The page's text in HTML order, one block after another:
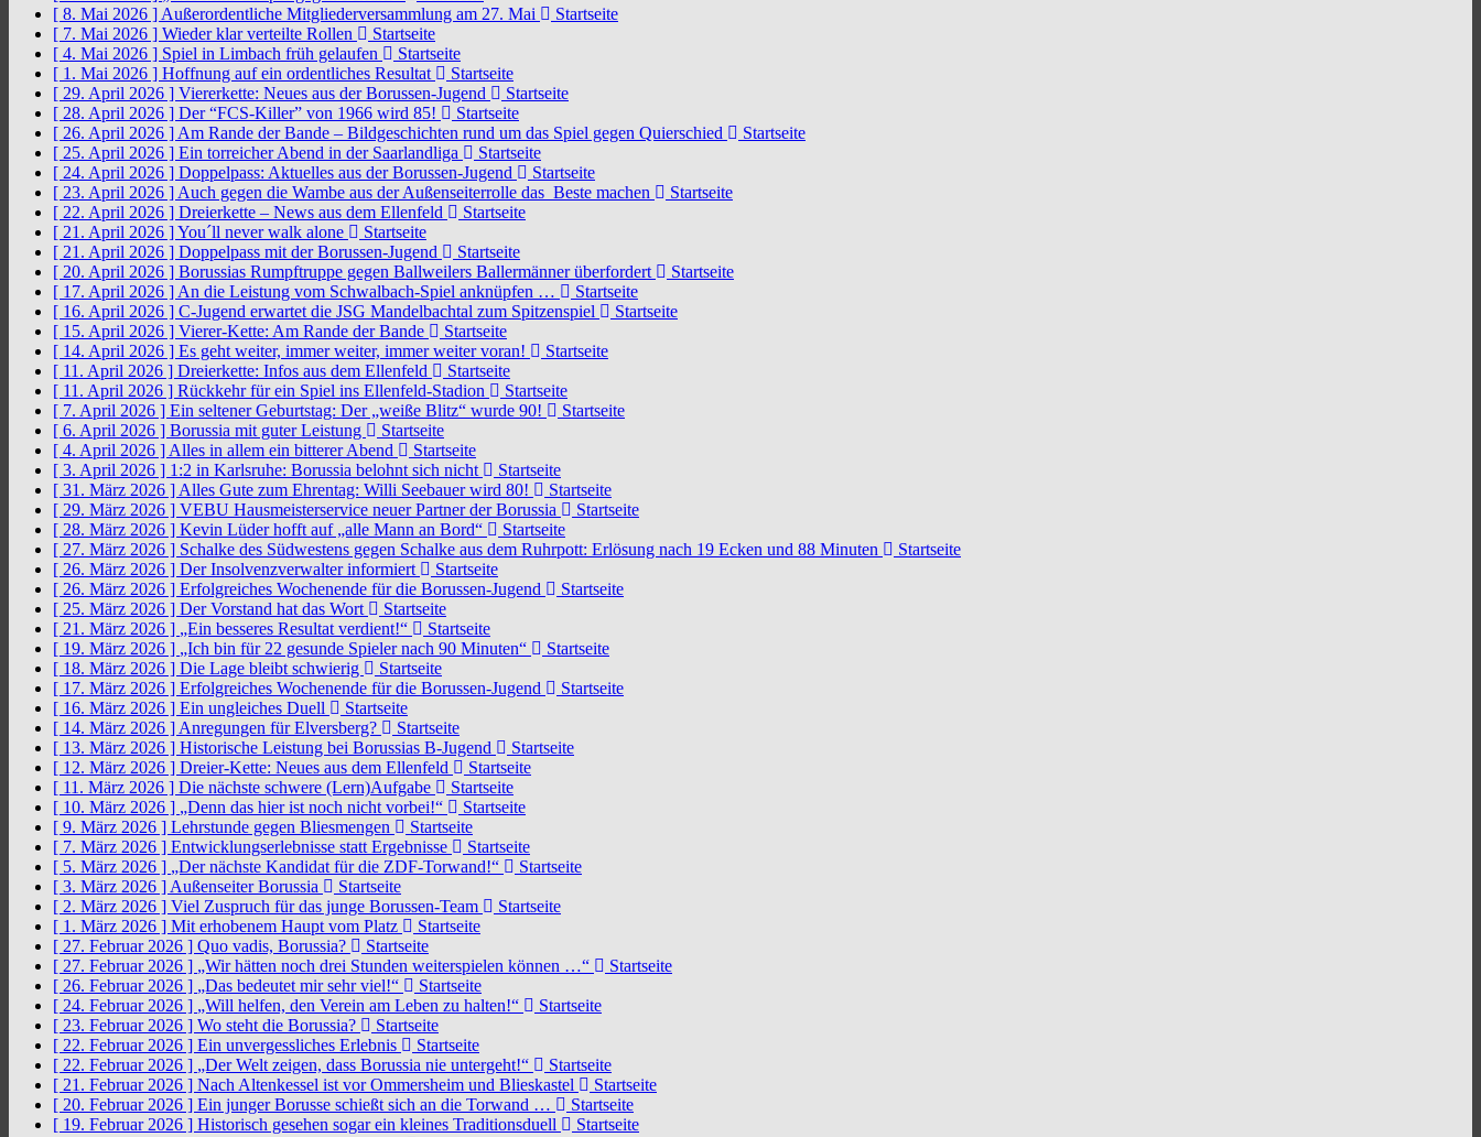
[ 8. Mai 2026 ] Außerordentliche Mitgliederversammlung am 27. Mai
Startseite
[ 7. Mai 2026 ] Wieder klar verteilte Rollen
Startseite
[ 4. Mai 2026 ] Spiel in Limbach früh gelaufen
Startseite
[ 1. Mai 2026 ] Hoffnung auf ein ordentliches Resultat
Startseite
[ 29. April 2026 ] Viererkette: Neues aus der Borussen-Jugend
Startseite
[ 28. April 2026 ] Der “FCS-Killer” von 1966 wird 85!
Startseite
[ 26. April 2026 ] Am Rande der Bande – Bildgeschichten rund um das Spiel gegen Quierschied
Startseite
[ 25. April 2026 ] Ein torreicher Abend in der Saarlandliga
Startseite
[ 24. April 2026 ] Doppelpass: Aktuelles aus der Borussen-Jugend
Startseite
[ 23. April 2026 ] Auch gegen die Wambe aus der Außenseiterrolle das Beste machen
Startseite
[ 22. April 2026 ] Dreierkette – News aus dem Ellenfeld
Startseite
[ 21. April 2026 ]You´ll never walk alone
Startseite
[ 21. April 2026 ] Doppelpass mit der Borussen-Jugend
Startseite
[ 20. April 2026 ] Borussias Rumpftruppe gegen Ballweilers Ballermänner überfordert
Startseite
[ 17. April 2026 ] An die Leistung vom Schwalbach-Spiel anknüpfen …
Startseite
[ 16. April 2026 ] C-Jugend erwartet die JSG Mandelbachtal zum Spitzenspiel
Startseite
[ 15. April 2026 ] Vierer-Kette: Am Rande der Bande
Startseite
[ 14. April 2026 ] Es geht weiter, immer weiter, immer weiter voran!
Startseite
[ 11. April 2026 ] Dreierkette: Infos aus dem Ellenfeld
Startseite
[ 11. April 2026 ] Rückkehr für ein Spiel ins Ellenfeld-Stadion
Startseite
[ 7. April 2026 ] Ein seltener Geburtstag: Der „weiße Blitz“ wurde 90!
Startseite
[ 6. April 2026 ] Borussia mit guter Leistung
Startseite
[ 4. April 2026 ] Alles in allem ein bitterer Abend
Startseite
[ 3. April 2026 ] 1:2 in Karlsruhe: Borussia belohnt sich nicht
Startseite
[ 31. März 2026 ] Alles Gute zum Ehrentag: Willi Seebauer wird 80!
Startseite
[ 29. März 2026 ] VEBU Hausmeisterservice neuer Partner der Borussia
Startseite
[ 28. März 2026 ] Kevin Lüder hofft auf „alle Mann an Bord“
Startseite
[ 27. März 2026 ] Schalke des Südwestens gegen Schalke aus dem Ruhrpott: Erlösung nach 19 Ecken und 88 Minuten
Startseite
[ 26. März 2026 ] Der Insolvenzverwalter informiert
Startseite
[ 26. März 2026 ] Erfolgreiches Wochenende für die Borussen-Jugend
Startseite
[ 25. März 2026 ] Der Vorstand hat das Wort
Startseite
[ 21. März 2026 ] „Ein besseres Resultat verdient!“
Startseite
[ 19. März 2026 ] „Ich bin für 22 gesunde Spieler nach 90 Minuten“
Startseite
[ 18. März 2026 ] Die Lage bleibt schwierig
Startseite
[ 17. März 2026 ] Erfolgreiches Wochenende für die Borussen-Jugend
Startseite
[ 16. März 2026 ] Ein ungleiches Duell
Startseite
[ 14. März 2026 ] Anregungen für Elversberg?
Startseite
[ 13. März 2026 ] Historische Leistung bei Borussias B-Jugend
Startseite
[ 12. März 2026 ] Dreier-Kette: Neues aus dem Ellenfeld
Startseite
[ 11. März 2026 ] Die nächste schwere (Lern)Aufgabe
Startseite
[ 10. März 2026 ] „Denn das hier ist noch nicht vorbei!“
Startseite
[ 9. März 2026 ] Lehrstunde gegen Bliesmengen
Startseite
[ 7. März 2026 ] Entwicklungserlebnisse statt Ergebnisse
Startseite
[ 5. März 2026 ] „Der nächste Kandidat für die ZDF-Torwand!“
Startseite
[ 3. März 2026 ] Außenseiter Borussia
Startseite
[ 2. März 2026 ] Viel Zuspruch für das junge Borussen-Team
Startseite
[ 1. März 2026 ] Mit erhobenem Haupt vom Platz
Startseite
[ 27. Februar 2026 ] Quo vadis, Borussia?
Startseite
[ 27. Februar 2026 ] „Wir hätten noch drei Stunden weiterspielen können …“
Startseite
[ 26. Februar 2026 ] „Das bedeutet mir sehr viel!“
Startseite
[ 24. Februar 2026 ] „Will helfen, den Verein am Leben zu halten!“
Startseite
[ 23. Februar 2026 ] Wo steht die Borussia?
Startseite
[ 22. Februar 2026 ] Ein unvergessliches Erlebnis
Startseite
[ 22. Februar 2026 ] „Der Welt zeigen, dass Borussia nie untergeht!“
Startseite
[ 21. Februar 2026 ] Nach Altenkessel ist vor Ommersheim und Blieskastel
Startseite
[ 20. Februar 2026 ] Ein junger Borusse schießt sich an die Torwand …
Startseite
[ 19. Februar 2026 ] Historisch gesehen sogar ein kleines Traditionsduell
Startseite